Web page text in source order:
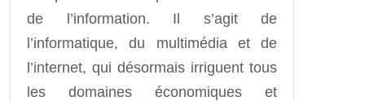
de l’information. Il s’agit de
l’informatique, du multimédia et de
l’internet, qui désormais irriguent tous
les domaines économiques et